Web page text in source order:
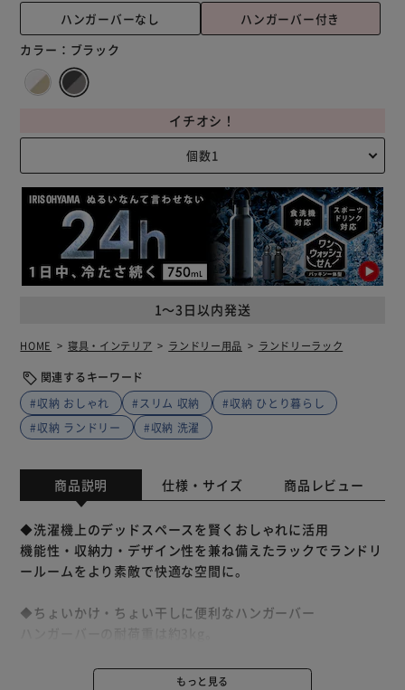
ハンガーバーなし
ハンガーバー付き
カラー： ブラック
1～3日以内発送
イチオシ！
HOME 寝具・インテリア ランドリー用品 ランドリーラック
関連するキーワード
#収納 おしゃれ
#スリム 収納
#収納 ひとり暮らし
#収納 ランドリー
#収納 洗濯
商品説明 仕様・サイズ 商品レビュー
◆洗濯機上のデッドスペースを賢くおしゃれに活用
機能性・収納力・デザイン性を兼ね備えたラックでランドリ
ールームをより素敵で快適な空間に。
◆ちょいかけ・ちょい干しに便利なハンガーバー
一時的に干したい時、濡れた服やタオルのちょい干しに重
もっと見る